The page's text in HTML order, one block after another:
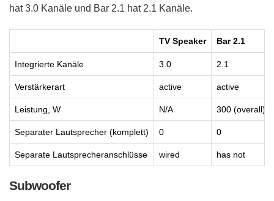
hat 3.0 Kanäle und Bar 2.1 hat 2.1 Kanäle.
TV Speaker Bar 2.1
Integrierte Kanäle 3.0 2.1
Verstärkerart active active
Leistung, W N/A 300 (overall)
Separater Lautsprecher (komplett) 0 0
Separate Lautsprecheranschlüsse wired has not
Subwoofer